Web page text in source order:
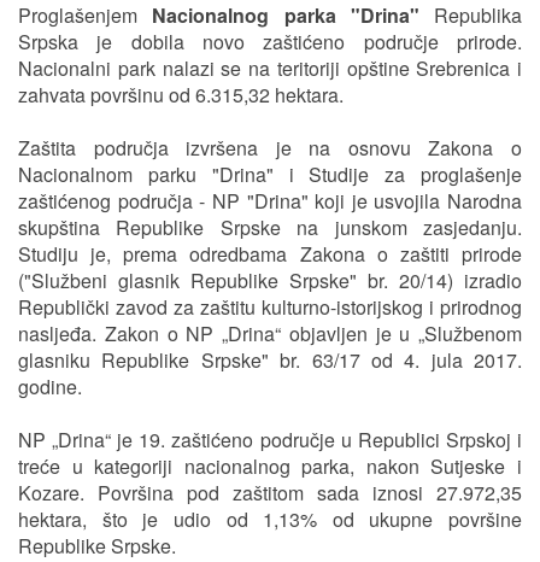
Proglašenjem Nacionalnog parka "Drina" Republika
Srpska je dobila novo zaštićeno područje prirode.
Nacionalni park nalazi se na teritoriji opštine Srebrenica i
zahvata površinu od 6.315,32 hektara.
Zaštita područja izvršena je na osnovu Zakona o
Nacionalnom parku "Drina" i Studije za proglašenje
zaštićenog područja - NP "Drina" koji je usvojila Narodna
skupština Republike Srpske na junskom zasjedanju.
Studiju je, prema odredbama Zakona o zaštiti prirode
("Službeni glasnik Republike Srpske" br. 20/14) izradio
Republički zavod za zaštitu kulturno-istorijskog i prirodnog
nasljeđa. Zakon o NP „Drina“ objavljen je u „Službenom
glasniku Republike Srpske" br. 63/17 od 4. jula 2017.
godine.
NP „Drina“ je 19. zaštićeno područje u Republici Srpskoj i
treće u kategoriji nacionalnog parka, nakon Sutjeske i
Kozare. Površina pod zaštitom sada iznosi 27.972,35
hektara, što je udio od 1,13% od ukupne površine
Republike Srpske.